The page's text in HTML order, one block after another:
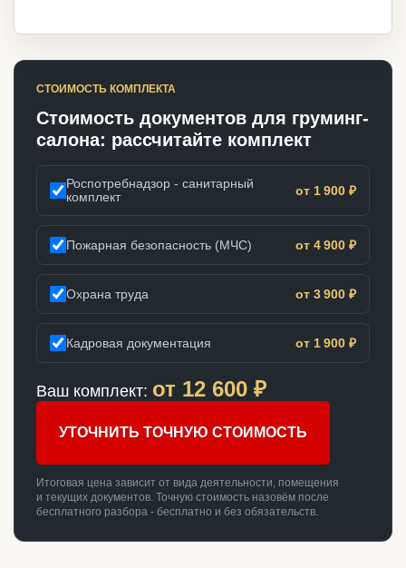
СТОИМОСТЬ КОМПЛЕКТА
Стоимость документов для груминг-
салона: рассчитайте комплект
Роспотребнадзор - санитарный
комплект
от 1 900 ₽
Пожарная безопасность (МЧС) от 4 900 ₽
Охрана труда от 3 900 ₽
Кадровая документация от 1 900 ₽
Ваш комплект: от 12 600 ₽
УТОЧНИТЬ ТОЧНУЮ СТОИМОСТЬ
Итоговая цена зависит от вида деятельности, помещения
и текущих документов. Точную стоимость назовём после
бесплатного разбора - бесплатно и без обязательств.